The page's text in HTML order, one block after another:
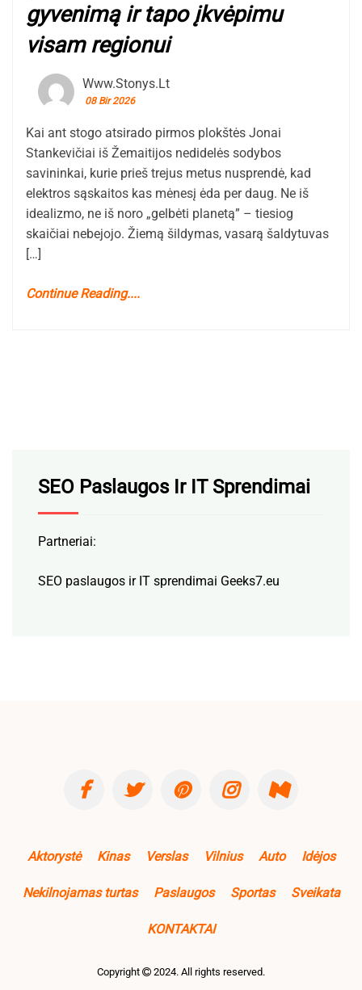
gyvenimą ir tapo įkvėpimu
visam regionui
Www.stonys.lt
08 Bir 2026
Kai ant stogo atsirado pirmos plokštės Jonai
Stankevičiai iš Žemaitijos nedidelės sodybos
savininkai, kurie prieš trejus metus nusprendė, kad
elektros sąskaitos kas mėnesį ėda per daug. Ne iš
idealizmo, ne iš noro „gelbėti planetą” – tiesiog
skaičiai nebejojo. Žiemą šildymas, vasarą šaldytuvas
[…]
Continue Reading....
SEO Paslaugos Ir IT Sprendimai
Partneriai:
SEO paslaugos ir IT sprendimai Geeks7.eu
Aktorystė Kinas Verslas Vilnius Auto Idėjos
Nekilnojamas turtas Paslaugos Sportas Sveikata
KONTAKTAI
Copyright 2024. All rights reserved.